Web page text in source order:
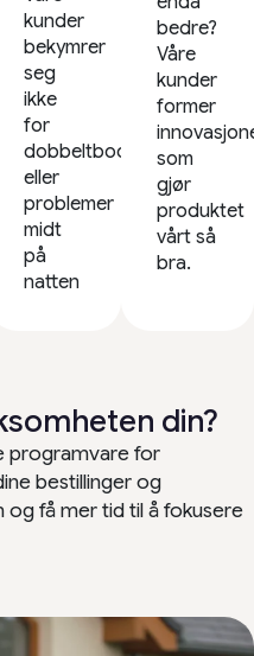
kunder
bekymrer
seg
ikke
for
dobbeltbookinger
eller
problemer
midt
på
natten
bedre?
Våre
kunder
former
som
gjør
produktet
vårt så
bra.
din?
programvare for
bestillinger og
få mer tid til å fokusere